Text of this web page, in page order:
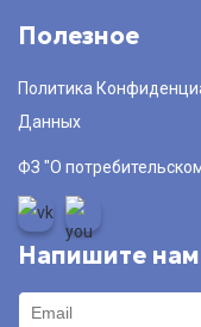
Полезное
Политика
Данных
ФЗ "О
Напишите